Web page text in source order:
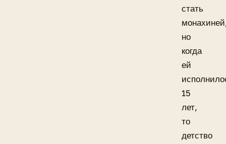
стать
но
когда
ей
15
лет,
то
детство